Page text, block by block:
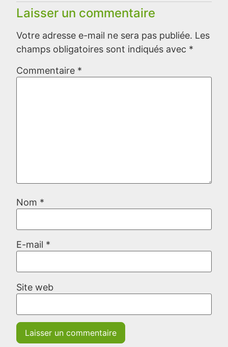
Laisser un commentaire
Votre adresse e-mail ne sera pas publiée. Les
champs obligatoires sont indiqués avec *
Commentaire *
Nom *
E-mail *
Site web